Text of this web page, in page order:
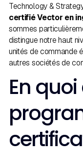
Technology &
certifié Vector en
sommes
distingue notre haut
unités de commande
autres sociétés de
En